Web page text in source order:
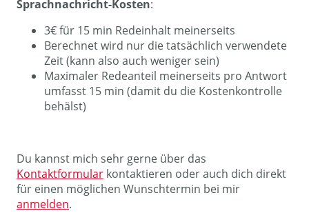
Sprachnachricht-Kosten:
3€ für 15 min Redeinhalt meinerseits
Berechnet wird nur die tatsächlich verwendete
Zeit (kann also auch weniger sein)
Maximaler Redeanteil meinerseits pro Antwort
umfasst 15 min (damit du die Kostenkontrolle
behälst)
Du kannst mich sehr gerne über das
Kontaktformular kontaktieren oder auch dich direkt
für einen möglichen Wunschtermin bei mir
anmelden.